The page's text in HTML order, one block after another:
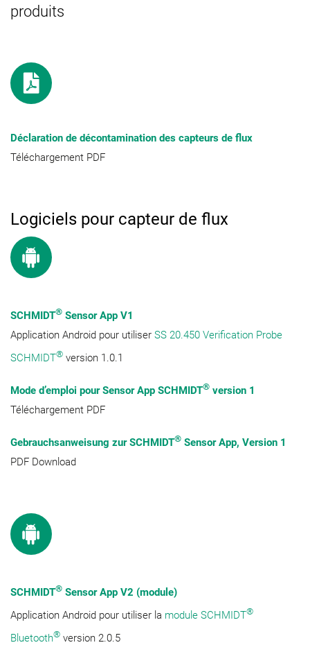
produits
Déclaration de décontamination des capteurs de flux
Téléchargement PDF
Logiciels pour capteur de flux
SCHMIDT® Sensor App V1
Application Android pour utiliser SS 20.450 Verification Probe
SCHMIDT® version 1.0.1
Mode d’emploi pour Sensor App SCHMIDT® version 1
Téléchargement PDF
Gebrauchsanweisung zur SCHMIDT® Sensor App, Version 1
PDF Download
SCHMIDT® Sensor App V2 (module)
Application Android pour utiliser la module SCHMIDT®
Bluetooth® version 2.0.5